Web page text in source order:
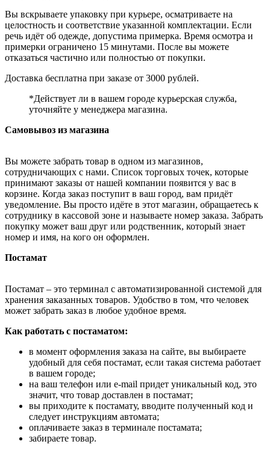
Вы вскрываете упаковку при курьере, осматриваете на
целостность и соответствие указанной комплектации. Если
речь идёт об одежде, допустима примерка. Время осмотра и
примерки ограничено 15 минутами. После вы можете
отказаться частично или полностью от покупки.
Доставка бесплатна при заказе от 3000 рублей.
*Действует ли в вашем городе курьерская служба,
уточняйте у менеджера магазина.
Самовывоз из магазина
Вы можете забрать товар в одном из магазинов,
сотрудничающих с нами. Список торговых точек, которые
принимают заказы от нашей компании появится у вас в
корзине. Когда заказ поступит в ваш город, вам придёт
уведомление. Вы просто идёте в этот магазин, обращаетесь к
сотруднику в кассовой зоне и называете номер заказа. Забрать
покупку может ваш друг или родственник, который знает
номер и имя, на кого он оформлен.
Постамат
Постамат – это терминал с автоматизированной системой для
хранения заказанных товаров. Удобство в том, что человек
может забрать заказ в любое удобное время.
Как работать с постаматом:
в момент оформления заказа на сайте, вы выбираете
удобный для себя постамат, если такая система работает
в вашем городе;
на ваш телефон или e-mail придет уникальный код, это
значит, что товар доставлен в постамат;
вы приходите к постамату, вводите полученный код и
следует инструкциям автомата;
оплачиваете заказ в терминале постамата;
забираете товар.